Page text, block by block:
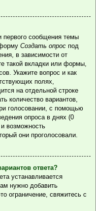
первого сообщения темы
Создать опрос под
в зависимости от
такой вкладки или формы,
Укажите вопрос и как
полях,
на отдельной строке
количество вариантов,
голосовании, с помощью
опроса в днях (0
возможность
они проголосовали.
ответа?
устанавливается
нужно добавить
ограничение, свяжитесь с